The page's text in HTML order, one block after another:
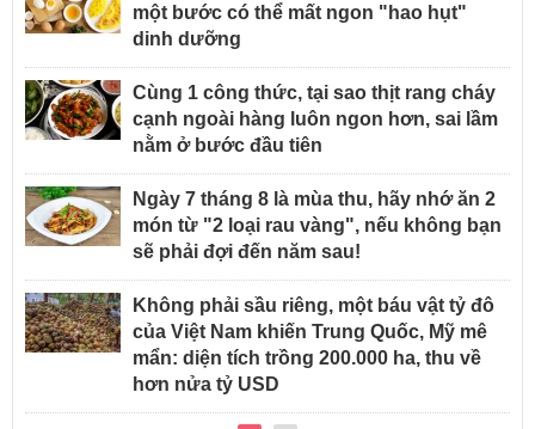
một bước có thể mất ngon "hao hụt"
dinh dưỡng
Cùng 1 công thức, tại sao thịt rang cháy
cạnh ngoài hàng luôn ngon hơn, sai lầm
nằm ở bước đầu tiên
Ngày 7 tháng 8 là mùa thu, hãy nhớ ăn 2
món từ "2 loại rau vàng", nếu không bạn
sẽ phải đợi đến năm sau!
Không phải sầu riêng, một báu vật tỷ đô
của Việt Nam khiến Trung Quốc, Mỹ mê
mẩn: diện tích trồng 200.000 ha, thu về
hơn nửa tỷ USD